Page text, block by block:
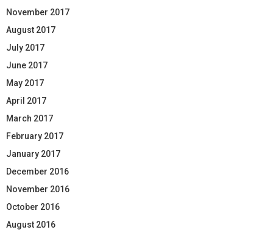
November 2017
August 2017
July 2017
June 2017
May 2017
April 2017
March 2017
February 2017
January 2017
December 2016
November 2016
October 2016
August 2016